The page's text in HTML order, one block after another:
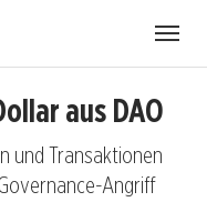
aus DAO
und Transaktionen
Angriff